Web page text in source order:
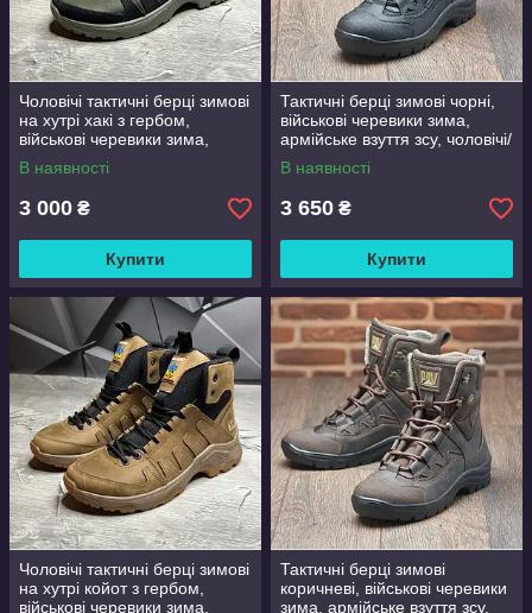
Чоловічі тактичні берці зимові
на хутрі хакі з гербом,
військові черевики зима,
розмір 40 41 42 43 44 45 46
В наявності
3 000 ₴
Купити
Тактичні берці зимові чорні,
військові черевики зима,
армійське взуття зсу, чоловічі/
жіночі, розмір 36-48
В наявності
3 650 ₴
Купити
Чоловічі тактичні берці зимові
на хутрі койот з гербом,
військові черевики зима,
Тактичні берці зимові
коричневі, військові черевики
зима, армійське взуття зсу,